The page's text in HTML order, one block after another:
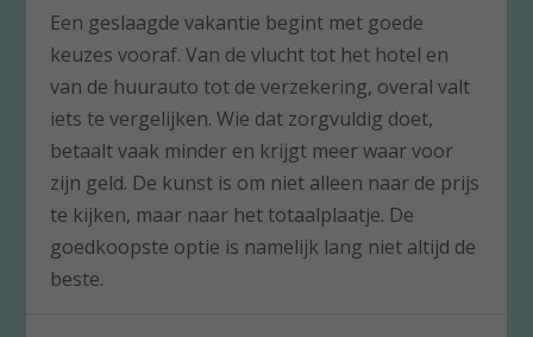
Een geslaagde vakantie begint met goede
keuzes vooraf. Van de vlucht tot het hotel en
van de huurauto tot de verzekering, overal valt
iets te vergelijken. Wie dat zorgvuldig doet,
betaalt vaak minder en krijgt meer waar voor
zijn geld. De kunst is om niet alleen naar de prijs
te kijken, maar naar het totaalplaatje. De
goedkoopste optie is namelijk lang niet altijd de
beste.